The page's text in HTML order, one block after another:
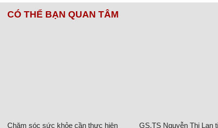
CÓ THỂ BẠN QUAN TÂM
Chăm sóc sức khỏe cần thực hiện GS.TS Nguyễn Thị Lan